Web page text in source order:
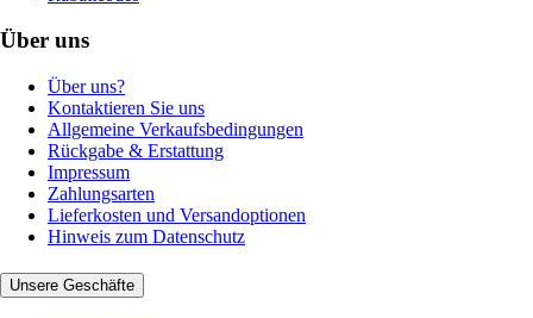
Über uns
Über uns?
Kontaktieren Sie uns
Allgemeine Verkaufsbedingungen
Rückgabe & Erstattung
Impressum
Zahlungsarten
Lieferkosten und Versandoptionen
Hinweis zum Datenschutz
Unsere Geschäfte